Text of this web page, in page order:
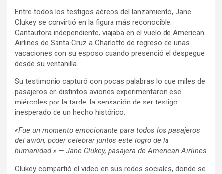
Entre todos los testigos aéreos del lanzamiento, Jane
Clukey se convirtió en la figura más reconocible.
Cantautora independiente, viajaba en el vuelo de American
Airlines de Santa Cruz a Charlotte de regreso de unas
vacaciones con su esposo cuando presenció el despegue
desde su ventanilla.
Su testimonio capturó con pocas palabras lo que miles de
pasajeros en distintos aviones experimentaron ese
miércoles por la tarde: la sensación de ser testigo
inesperado de un hecho histórico.
«Fue un momento emocionante para todos los pasajeros
del avión, poder celebrar juntos este logro de la
humanidad.» — Jane Clukey, pasajera de American Airlines
Clukey compartió el video en sus redes sociales, donde se